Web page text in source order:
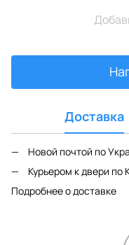
Доставка
Новой почтой по
Курьером к двери по
Подробнее о доставке